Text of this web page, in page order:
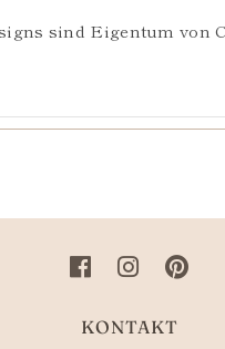
sind Eigentum von
KONTAKT